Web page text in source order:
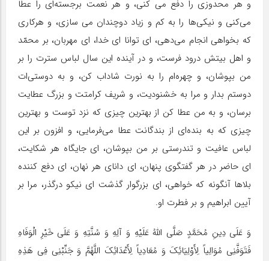
و هر محدوزى را دفع می کنى، و هر نعمت برجسته‌اى را عطا
مى‌کنی و نیکی‌ها را به کم و زیاد دوچندان مى سازى، و هرکارى
که بخواهى انجام مى‌دهى، اى توانا اى خدا، اى مهربان، بر محمّد
و اهل بیتش درود فرست، و در آینده این سال لباس سترت را بر
من بپوشان، و چهره‌ام را به نورت شاداب کن، و به دوستى‌ات
دوستم بدار و مرا به خشنودیت، و شریف کرامتت و بزرگ عطایت
برسان، و به من عطا کن از بهترین چیزی که نزد توست و بهترین
چیزى که به بنده‌اى از بندگانت عطا مى‌فرمایى، و افزون بر این
لباس عافیت و تندرستى بر من بپوشان، اى جایگاه هر شکایت،
اى حاضر در هر گفتگوى پنهان، اى داناى هر نهان، اى دفع کننده
بلاها آنگونه که خواهى، اى بزرگوار گذشت اى نیکو درگذر، مرا بر
آیین ابراهیم و بر فطرت او.
وَ عَلَى دِینِ مُحَمَّدٍ صَلَّى اللَّهُ عَلَیْهِ وَ آلِهِ وَ سُنَّتِهِ وَ عَلَى خَیْرِ الْوَفَاهِ
فَتَوَفَّنِی مُوَالِیاً لِأَوْلِیَائِکَ وَ مُعَادِیاً لِأَعْدَائِکَ اللَّهُمَّ وَ جَنِّبْنِی فِی هَذِهِ